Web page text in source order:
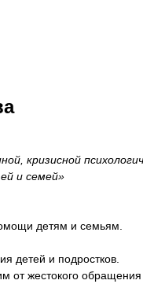
кризисной
и семей»
детям и семьям.
детей и подростков.
от жестокого обращения